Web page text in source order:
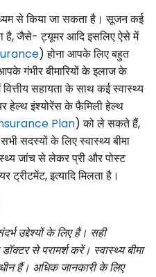
से किया जा सकता है। सूजन कई
है, जैसे- ट्यूमर आदि इसलिए ऐसे में
) होना आपके लिए बहुत
गंभीर बीमारियों के इलाज के
सहायता के साथ कई स्वास्थ्य
हेल्थ इंश्योरेंस के फैमिली हेल्थ
Plan) को ले सकते हैं,
सदस्यों के लिए स्वास्थ्य बीमा
जांच से लेकर प्री और पोस्ट
इत्यादि मिलता है।
उद्देश्यों के लिए है। सही
से परामर्श करें। स्वास्थ्य बीमा
हैं। अधिक जानकारी के लिए